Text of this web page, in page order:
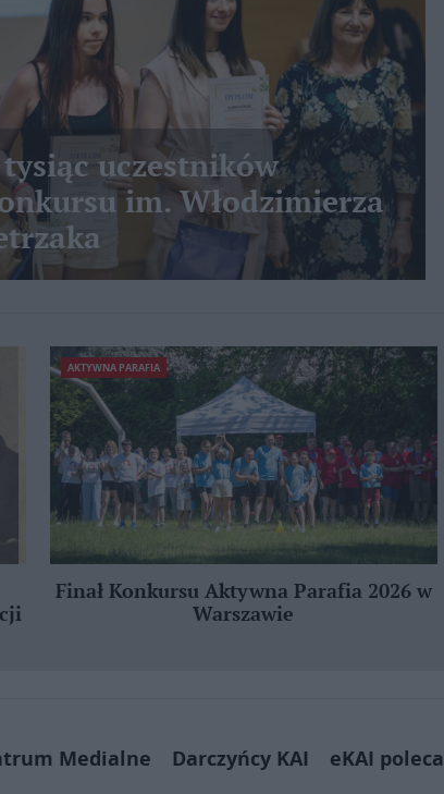
uczestników
im. Włodzimierza
AKTYWNA PARAFIA
Finał Konkursu Aktywna Parafia 2026 w
Warszawie
Medialne Darczyńcy KAI eKAI poleca